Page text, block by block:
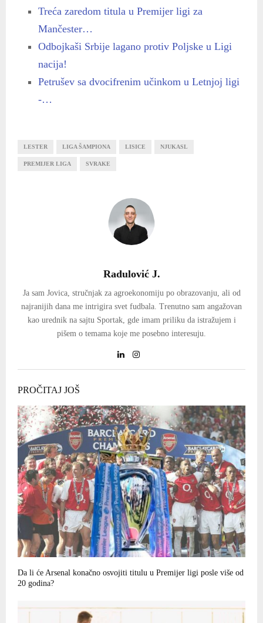
Treća zaredom titula u Premijer ligi za
Mančester…
Odbojkaši Srbije lagano protiv Poljske u Ligi
nacija!
Petrušev sa dvocifrenim učinkom u Letnjoj ligi
-…
LESTER LIGA ŠAMPIONA LISICE NJUKASL
PREMIJER LIGA SVRAKE
Radulović J.
Ja sam Jovica, stručnjak za agroekonomiju po obrazovanju, ali od
najranijih dana me intrigira svet fudbala. Trenutno sam angažovan
kao urednik na sajtu Sportak, gde imam priliku da istražujem i
pišem o temama koje me posebno interesuju.
PROČITAJ JOŠ
Da li će Arsenal konačno osvojiti titulu u Premijer ligi posle više od
20 godina?